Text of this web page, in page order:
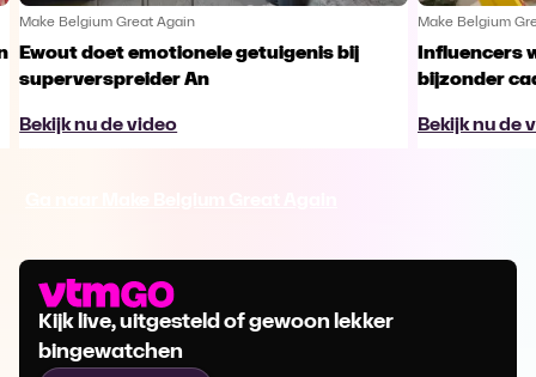
Make Belgium Great Again
Ewout doet emotionele getuigenis bij
superverspreider An
Bekijk nu de video
Make Belgium
Influencers
bijzonder
Bekijk nu de
Kijk live, uitgesteld of gewoon lekker
bingewatchen